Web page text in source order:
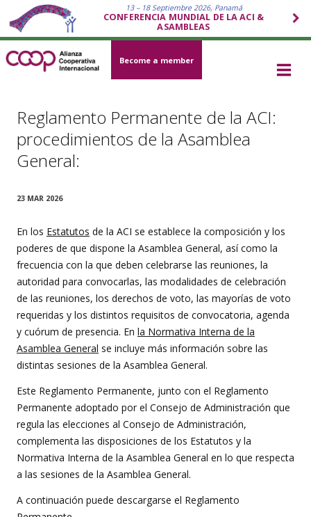
13 – 18 Septiembre 2026, Panamá
CONFERENCIA MUNDIAL DE LA ACI &
ASAMBLEAS
Become a member
Reglamento Permanente de la ACI:
procedimientos de la Asamblea
General:
23 MAR 2026
En los Estatutos de la ACI se establece la composición y los
poderes de que dispone la Asamblea General, así como la
frecuencia con la que deben celebrarse las reuniones, la
autoridad para convocarlas, las modalidades de celebración
de las reuniones, los derechos de voto, las mayorías de voto
requeridas y los distintos requisitos de convocatoria, agenda
y cuórum de presencia. En la Normativa Interna de la
Asamblea General se incluye más información sobre las
distintas sesiones de la Asamblea General.
Este Reglamento Permanente, junto con el Reglamento
Permanente adoptado por el Consejo de Administración que
regula las elecciones al Consejo de Administración,
complementa las disposiciones de los Estatutos y la
Normativa Interna de la Asamblea General en lo que respecta
a las sesiones de la Asamblea General.
A continuación puede descargarse el Reglamento